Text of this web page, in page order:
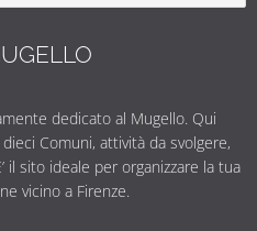
dedicato al Mugello. Qui
Comuni, attività da svolgere,
il sito ideale per organizzare la tua
vicino a Firenze.